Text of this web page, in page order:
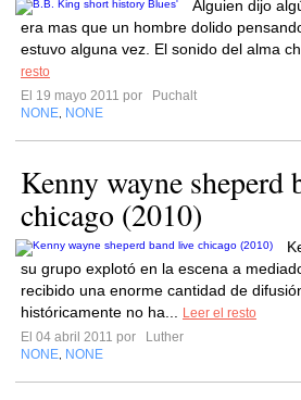
Alguien dijo
era mas que un hombre dolido
estuvo alguna vez. El sonido del alma
resto
El 19 mayo 2011 por
Puchalt
NONE NONE
Kenny wayne
chicago (2010)
su grupo explotó en la escena a
recibido una enorme cantidad de
históricamente no ha...
Leer el resto
El 04 abril 2011 por
Luther
NONE NONE